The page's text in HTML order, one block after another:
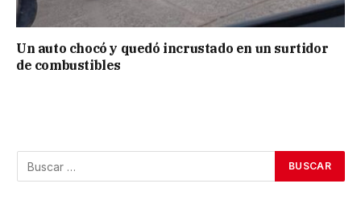
Un auto chocó y quedó incrustado en un surtidor
de combustibles